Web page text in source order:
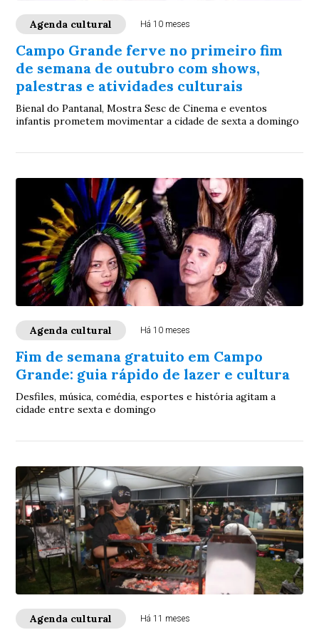
Agenda cultural Há 10 meses
Campo Grande ferve no primeiro fim
de semana de outubro com shows,
palestras e atividades culturais
Bienal do Pantanal, Mostra Sesc de Cinema e eventos
infantis prometem movimentar a cidade de sexta a domingo
Agenda cultural Há 10 meses
Fim de semana gratuito em Campo
Grande: guia rápido de lazer e cultura
Desfiles, música, comédia, esportes e história agitam a
cidade entre sexta e domingo
Agenda cultural Há 11 meses